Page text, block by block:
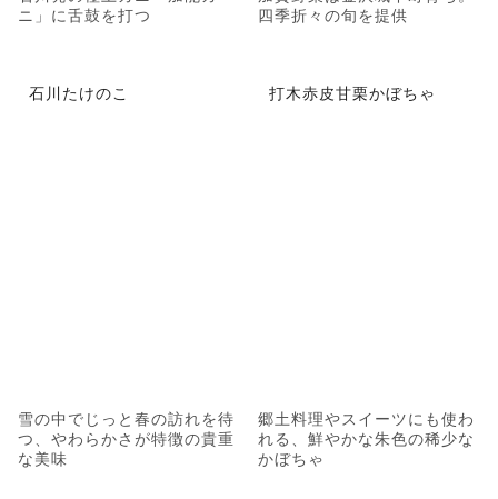
ニ」に舌鼓を打つ
四季折々の旬を提供
石川たけのこ
雪の中でじっと春の訪れを待
つ、やわらかさが特徴の貴重
な美味
打木赤皮甘栗かぼちゃ
郷土料理やスイーツにも使わ
れる、鮮やかな朱色の稀少な
かぼちゃ